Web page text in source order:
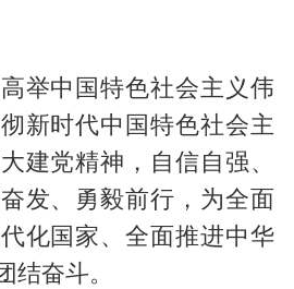
举中国特色社会主义伟
新时代中国特色社会主
建党精神，自信自强、
发、勇毅前行，为全面
化国家、全面推进中华
结奋斗。